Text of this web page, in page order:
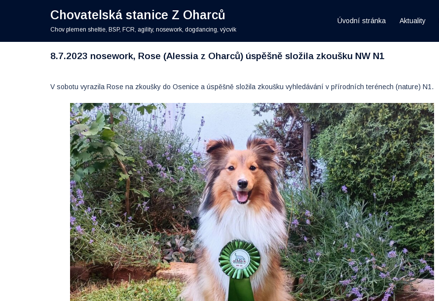
Chovatelská stanice Z Oharců
Chov plemen sheltie, BSP, FCR, agility, nosework, dogdancing, výcvik
Úvodní stránka Aktuality
8.7.2023 nosework, Rose (Alessia z Oharců) úspěšně složila zkoušku NW N1
V sobotu vyrazila Rose na zkoušky do Osenice a úspěšně složila zkoušku vyhledávání v přírodních terénech (nature) N1.